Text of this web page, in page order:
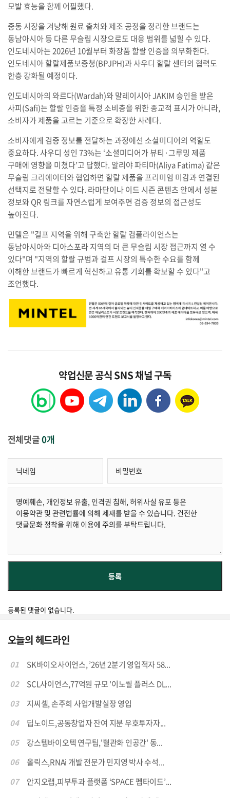
모발 효능을 함께 어필했다.
중동 시장을 겨냥해 원료 출처와 제조 공정을 정리한 브랜드는
동남아시아 등 다른 무슬림 시장으로도 대응 범위를 넓힐 수 있다.
인도네시아는 2026년 10월부터 화장품 할랄 인증을 의무화한다.
인도네시아 할랄제품보증청(BPJPH)과 사우디 할랄 센터의 협력도
한층 강화될 예정이다.
인도네시아의 와르다(Wardah)와 말레이시아 JAKIM 승인을 받은
사피(Safi)는 할랄 인증을 특정 소비층을 위한 종교적 표시가 아니라,
소비자가 제품을 고르는 기준으로 확장한 사례다.
소비자에게 검증 정보를 전달하는 과정에선 소셜미디어의 역할도
중요하다. 사우디 성인 73%는 ‘소셜미디어가 뷰티·그루밍 제품
구매에 영향을 미쳤다’고 답했다. 알리야 파티마(Aliya Fatima) 같은
무슬림 크리에이터와 협업하면 할랄 제품을 프리미엄 미감과 연결된
선택지로 전달할 수 있다. 라마단이나 이드 시즌 콘텐츠 안에서 성분
정보와 QR 링크를 자연스럽게 보여주면 검증 정보의 접근성도
높아진다.
민텔은 "걸프 지역을 위해 구축한 할랄 컴플라이언스는
동남아시아와 디아스포라 지역의 더 큰 무슬림 시장 접근까지 열 수
있다"며 "지역의 할랄 규범과 걸프 시장의 특수한 수요를 함께
이해한 브랜드가 빠르게 혁신하고 유통 기회를 확보할 수 있다"고
조언했다.
약업신문 공식 SNS 채널 구독
전체댓글0개
등록된 댓글이 없습니다.
오늘의 헤드라인
01
SK바이오사이언스, ’26년 2분기 영업적자 58...
02
SCL사이언스,77억원 규모 '이노씰 플러스 DL...
03
지씨셀, 손주희 사업개발실장 영입
04
딥노이드,공동창업자 잔여 지분 우호투자자...
05
강스템바이오텍 연구팀,'혈관화 인공간' 동...
06
올릭스,RNAi 개발 전문가 민지영 박사 수석...
07
안지오랩,피부투과 플랫폼 ‘SPACE 펩타이드’...